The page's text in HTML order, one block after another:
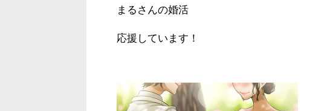
まるさんの婚活
応援しています！